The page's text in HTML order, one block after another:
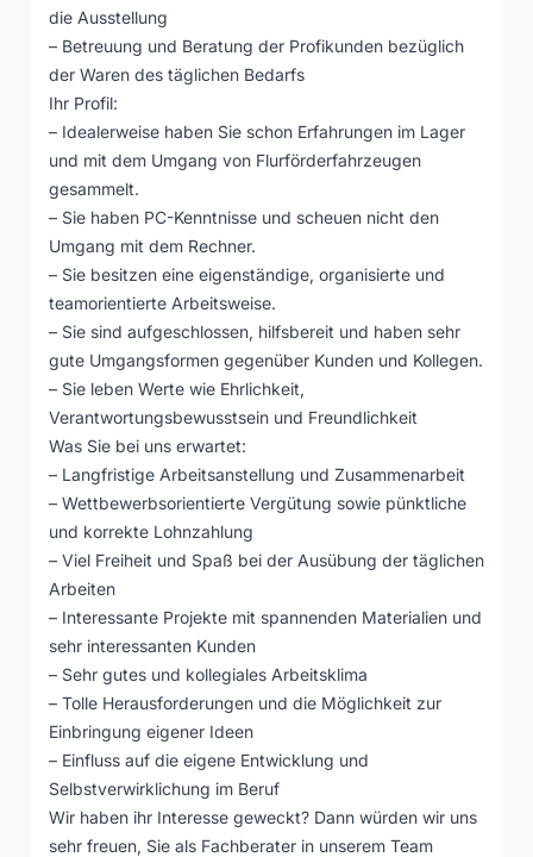
die Ausstellung
– Betreuung und Beratung der Profikunden bezüglich
der Waren des täglichen Bedarfs
Ihr Profil:
– Idealerweise haben Sie schon Erfahrungen im Lager
und mit dem Umgang von Flurförderfahrzeugen
gesammelt.
– Sie haben PC-Kenntnisse und scheuen nicht den
Umgang mit dem Rechner.
– Sie besitzen eine eigenständige, organisierte und
teamorientierte Arbeitsweise.
– Sie sind aufgeschlossen, hilfsbereit und haben sehr
gute Umgangsformen gegenüber Kunden und Kollegen.
– Sie leben Werte wie Ehrlichkeit,
Verantwortungsbewusstsein und Freundlichkeit
Was Sie bei uns erwartet:
– Langfristige Arbeitsanstellung und Zusammenarbeit
– Wettbewerbsorientierte Vergütung sowie pünktliche
und korrekte Lohnzahlung
– Viel Freiheit und Spaß bei der Ausübung der täglichen
Arbeiten
– Interessante Projekte mit spannenden Materialien und
sehr interessanten Kunden
– Sehr gutes und kollegiales Arbeitsklima
– Tolle Herausforderungen und die Möglichkeit zur
Einbringung eigener Ideen
– Einfluss auf die eigene Entwicklung und
Selbstverwirklichung im Beruf
Wir haben ihr Interesse geweckt? Dann würden wir uns
sehr freuen, Sie als Fachberater in unserem Team